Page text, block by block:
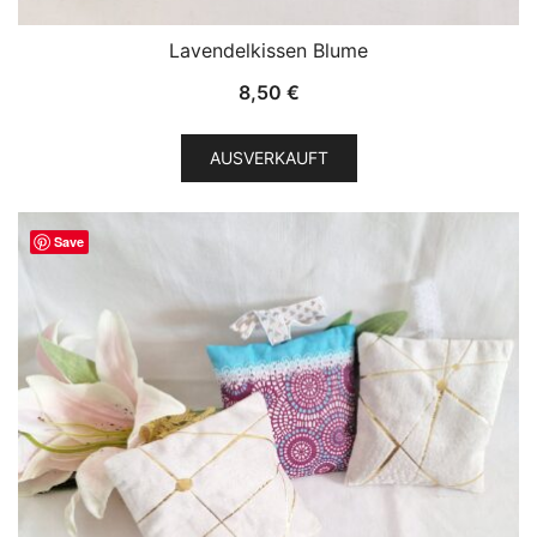
Lavendelkissen Blume
8,50 €
AUSVERKAUFT
Save